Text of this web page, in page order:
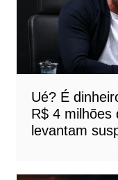
Ué? É
R$ 4 milhões
levantam